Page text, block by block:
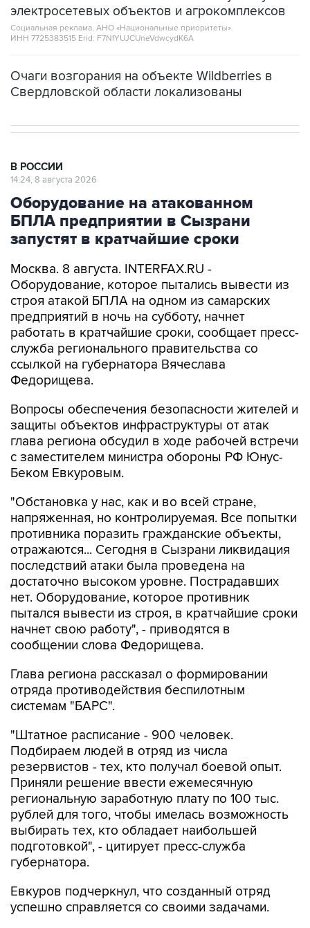
электросетевых объектов и агрокомплексов
Социальная реклама, АНО «Национальные приоритеты».
ИНН 7725383515 Erid: F7NfYUJCUneVdwcydK6A
Очаги возгорания на объекте Wildberries в
Свердловской области локализованы
В РОССИИ
14:24, 8 августа 2026
Оборудование на атакованном
БПЛА предприятии в Сызрани
запустят в кратчайшие сроки
Москва. 8 августа. INTERFAX.RU -
Оборудование, которое пытались вывести из
строя атакой БПЛА на одном из самарских
предприятий в ночь на субботу, начнет
работать в кратчайшие сроки, сообщает пресс-
служба регионального правительства со
ссылкой на губернатора Вячеслава
Федорищева.
Вопросы обеспечения безопасности жителей и
защиты объектов инфраструктуры от атак
глава региона обсудил в ходе рабочей встречи
с заместителем министра обороны РФ Юнус-
Беком Евкуровым.
"Обстановка у нас, как и во всей стране,
напряженная, но контролируемая. Все попытки
противника поразить гражданские объекты,
отражаются... Сегодня в Сызрани ликвидация
последствий атаки была проведена на
достаточно высоком уровне. Пострадавших
нет. Оборудование, которое противник
пытался вывести из строя, в кратчайшие сроки
начнет свою работу", - приводятся в
сообщении слова Федорищева.
Глава региона рассказал о формировании
отряда противодействия беспилотным
системам "БАРС".
"Штатное расписание - 900 человек.
Подбираем людей в отряд из числа
резервистов - тех, кто получал боевой опыт.
Приняли решение ввести ежемесячную
региональную заработную плату по 100 тыс.
рублей для того, чтобы имелась возможность
выбирать тех, кто обладает наибольшей
подготовкой", - цитирует пресс-служба
губернатора.
Евкуров подчеркнул, что созданный отряд
успешно справляется со своими задачами.